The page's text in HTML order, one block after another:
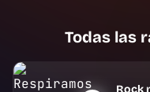
Todas las
Rock